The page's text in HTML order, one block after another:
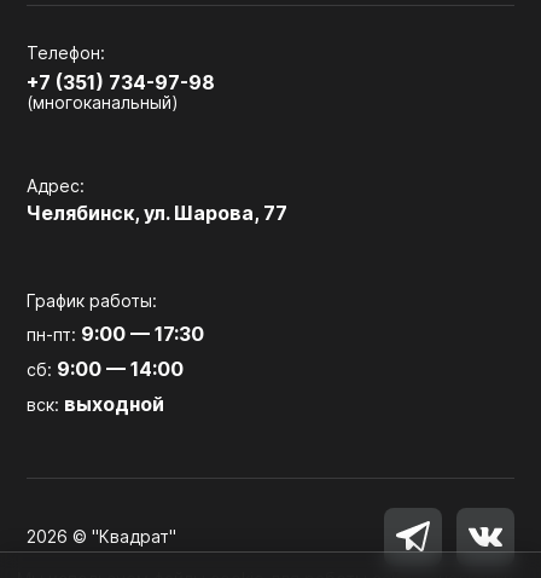
Телефон:
+7 (351) 734-97-98
(многоканальный)
Адрес:
Челябинск, ул. Шарова, 77
График работы:
пн-пт: 9:00 — 17:30
сб: 9:00 — 14:00
вск: выходной
2026 © "Квадрат"